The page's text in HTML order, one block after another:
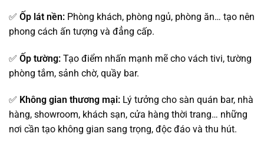
✅ Ốp lát nền: Phòng khách, phòng ngủ, phòng ăn… tạo nên
phong cách ấn tượng và đẳng cấp.
✅ Ốp tường: Tạo điểm nhấn mạnh mẽ cho vách tivi, tường
phòng tắm, sảnh chờ, quầy bar.
✅ Không gian thương mại: Lý tưởng cho sàn quán bar, nhà
hàng, showroom, khách sạn, cửa hàng thời trang… những
nơi cần tạo không gian sang trọng, độc đáo và thu hút.